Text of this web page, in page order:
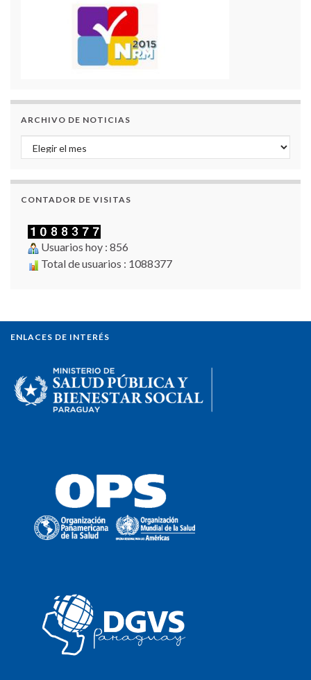
ARCHIVO DE NOTICIAS
Archivo de Noticias
CONTADOR DE VISITAS
Usuarios hoy : 856
Total de usuarios : 1088377
ENLACES DE INTERÉS